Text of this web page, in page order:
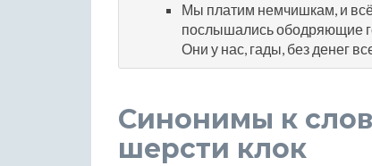
Мы платим немчишкам, и
послышались ободряющие
Они у нас, гады, без денег
Синонимы к
шерсти клок